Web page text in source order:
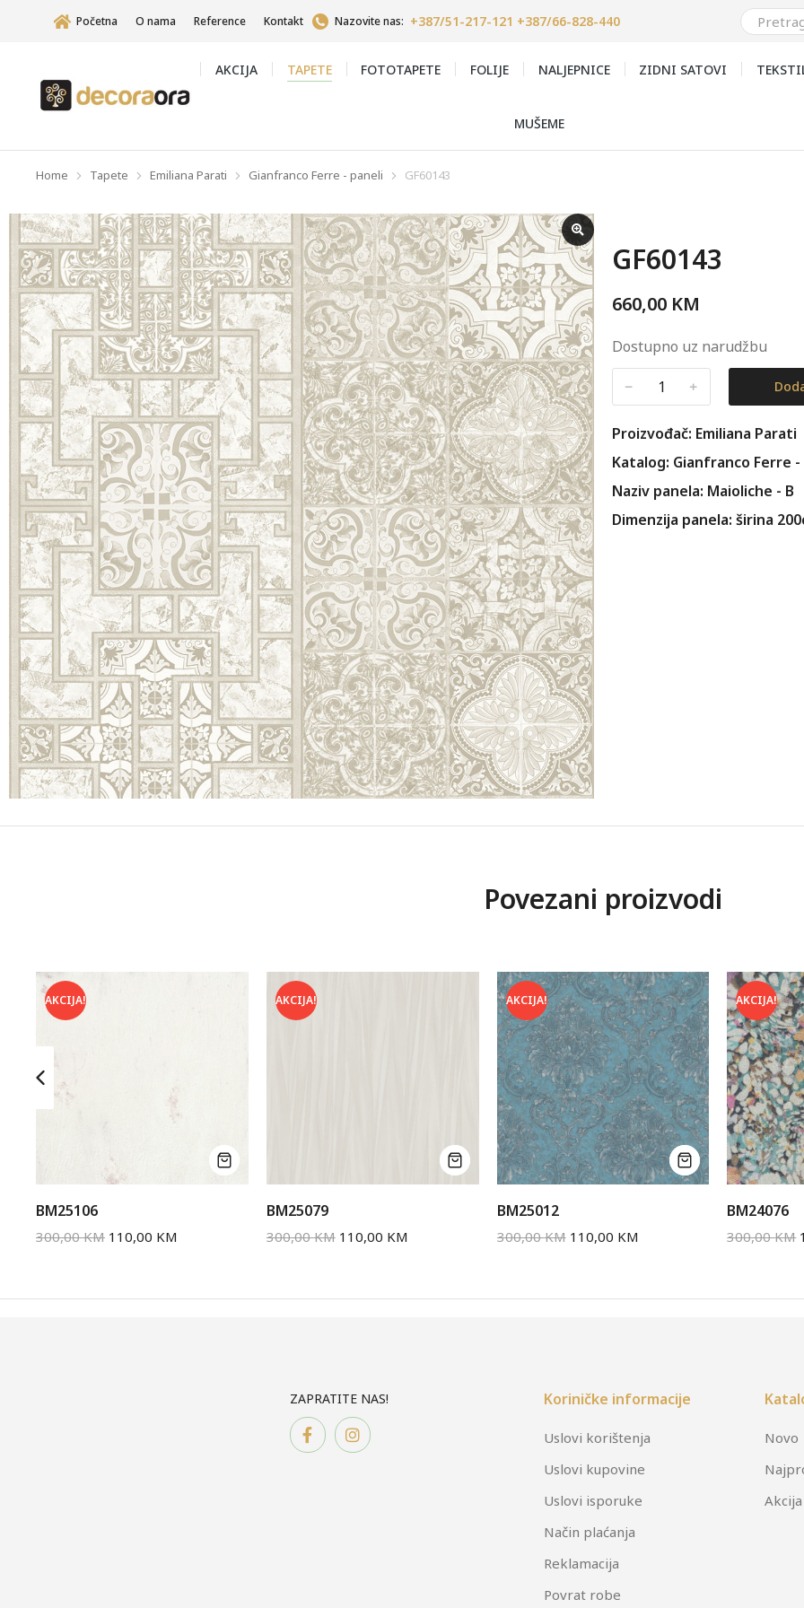
Početna O nama Reference Kontakt Nazovite nas: +387/51-217-121 +387/66-828-440
AKCIJA TAPETE FOTOTAPETE FOLIJE NALJEPNICE ZIDNI SATOVI
MUŠEME
You are here:
Home Tapete Emiliana Parati Gianfranco Ferre - paneli GF60143
GF60143
660,00 KM
Dostupno uz narudžbu
﹣ ﹢
Proizvođač: Emiliana Parati
Katalog: Gianfranco Ferre
Naziv panela: Maioliche - B
Dimenzija panela: širina
Povezani proizvodi
AKCIJA!
BM25106
300,00KM 110,00 KM
AKCIJA!
BM25079
300,00KM 110,00 KM
AKCIJA!
BM25012
300,00KM 110,00 KM
AKCIJA!
BM24076
300,00KM
ZAPRATITE NAS! Koriničke informacije
Uslovi korištenja
Uslovi kupovine
Uslovi isporuke
Način plaćanja
Reklamacija
Povrat robe
Novo
Akcija